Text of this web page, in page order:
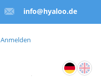
info@hyaloo.de
Anmelden